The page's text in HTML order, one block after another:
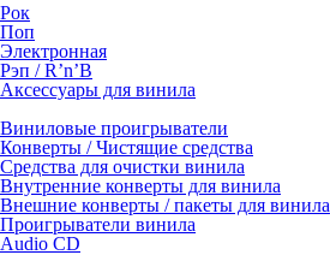
Рок
Поп
Электронная
Рэп / R’n’B
Аксессуары для винила
Виниловые проигрыватели
Конверты / Чистящие средства
Средства для очистки винила
Внутренние конверты для винила
Внешние конверты / пакеты для винила
Проигрыватели винила
Audio CD